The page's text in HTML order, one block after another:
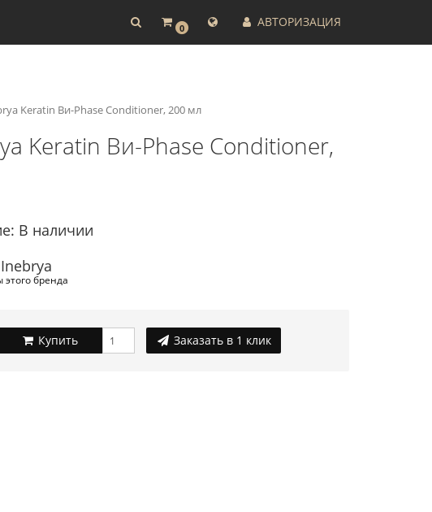
0 АВТОРИЗАЦИЯ
Keratin Ви-Рhase Сonditioner, 200 мл
Keratin Ви-Рhase Сonditioner,
В наличии
этого бренда
Купить Заказать в 1 клик